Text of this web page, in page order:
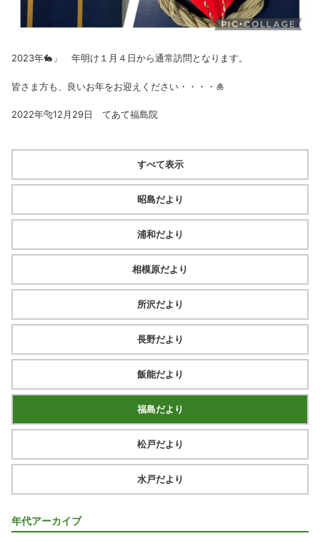
2023年🐇」 年明け１月４日から通常訪問となります。
皆さま方も、良いお年をお迎えください・・・・🎍
2022年🐅12月29日 てあて福島院
すべて表示
昭島だより
浦和だより
相模原だより
所沢だより
長野だより
飯能だより
福島だより
松戸だより
水戸だより
年代アーカイブ